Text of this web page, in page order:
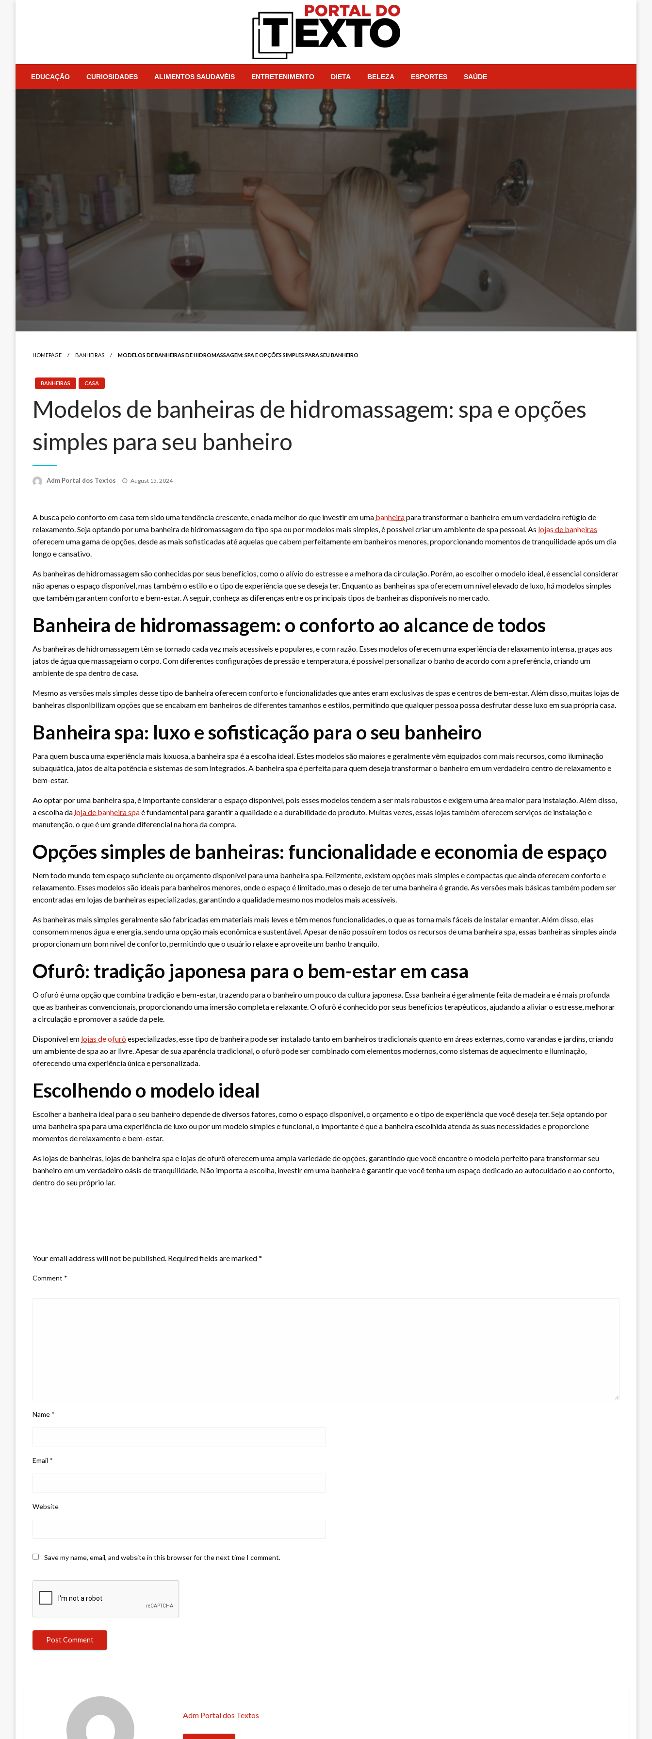
Portal dos Textos
EDUCAÇÃO CURIOSIDADES ALIMENTOS SAUDAVÉIS ENTRETENIMENTO DIETA BELEZA ESPORTES SAÚDE
HOMEPAGE BANHEIRAS MODELOS DE BANHEIRAS DE HIDROMASSAGEM: SPA E OPÇÕES SIMPLES PARA SEU BANHEIRO
BANHEIRAS CASA
Modelos de banheiras de hidromassagem: spa e opções
simples para seu banheiro
Adm Portal dos Textos
Posted
August 15, 2024
A busca pelo conforto em casa tem sido uma tendência crescente, e nada melhor do que investir em uma banheirapara transformar o banheiro em um verdadeiro refúgio de
relaxamento. Seja optando por uma banheira de hidromassagem do tipo spa ou por modelos mais simples, é possível criar um ambiente de spa pessoal. As lojas de banheiras
oferecem uma gama de opções, desde as mais sofisticadas até aquelas que cabem perfeitamente em banheiros menores, proporcionando momentos de tranquilidade após um dia
longo e cansativo.
As banheiras de hidromassagem são conhecidas por seus benefícios, como o alívio do estresse e a melhora da circulação. Porém, ao escolher o modelo ideal, é essencial considerar
não apenas o espaço disponível, mas também o estilo e o tipo de experiência que se deseja ter. Enquanto as banheiras spa oferecem um nível elevado de luxo, há modelos simples
que também garantem conforto e bem-estar. A seguir, conheça as diferenças entre os principais tipos de banheiras disponíveis no mercado.
Banheira de hidromassagem: o conforto ao alcance de todos
As banheiras de hidromassagem têm se tornado cada vez mais acessíveis e populares, e com razão. Esses modelos oferecem uma experiência de relaxamento intensa, graças aos
jatos de água que massageiam o corpo. Com diferentes configurações de pressão e temperatura, é possível personalizar o banho de acordo com a preferência, criando um
ambiente de spa dentro de casa.
Mesmo as versões mais simples desse tipo de banheira oferecem conforto e funcionalidades que antes eram exclusivas de spas e centros de bem-estar. Além disso, muitas lojas de
banheiras disponibilizam opções que se encaixam em banheiros de diferentes tamanhos e estilos, permitindo que qualquer pessoa possa desfrutar desse luxo em sua própria casa.
Banheira spa: luxo e sofisticação para o seu banheiro
Para quem busca uma experiência mais luxuosa, a banheira spa é a escolha ideal. Estes modelos são maiores e geralmente vêm equipados com mais recursos, como iluminação
subaquática, jatos de alta potência e sistemas de som integrados. A banheira spa é perfeita para quem deseja transformar o banheiro em um verdadeiro centro de relaxamento e
bem-estar.
Ao optar por uma banheira spa, é importante considerar o espaço disponível, pois esses modelos tendem a ser mais robustos e exigem uma área maior para instalação. Além disso,
a escolha da loja de banheira spaé fundamental para garantir a qualidade e a durabilidade do produto. Muitas vezes, essas lojas também oferecem serviços de instalação e
manutenção, o que é um grande diferencial na hora da compra.
Opções simples de banheiras: funcionalidade e economia de espaço
Nem todo mundo tem espaço suficiente ou orçamento disponível para uma banheira spa. Felizmente, existem opções mais simples e compactas que ainda oferecem conforto e
relaxamento. Esses modelos são ideais para banheiros menores, onde o espaço é limitado, mas o desejo de ter uma banheira é grande. As versões mais básicas também podem ser
encontradas em lojas de banheiras especializadas, garantindo a qualidade mesmo nos modelos mais acessíveis.
As banheiras mais simples geralmente são fabricadas em materiais mais leves e têm menos funcionalidades, o que as torna mais fáceis de instalar e manter. Além disso, elas
consomem menos água e energia, sendo uma opção mais econômica e sustentável. Apesar de não possuírem todos os recursos de uma banheira spa, essas banheiras simples ainda
proporcionam um bom nível de conforto, permitindo que o usuário relaxe e aproveite um banho tranquilo.
Ofurô: tradição japonesa para o bem-estar em casa
O ofurô é uma opção que combina tradição e bem-estar, trazendo para o banheiro um pouco da cultura japonesa. Essa banheira é geralmente feita de madeira e é mais profunda
que as banheiras convencionais, proporcionando uma imersão completa e relaxante. O ofurô é conhecido por seus benefícios terapêuticos, ajudando a aliviar o estresse, melhorar
a circulação e promover a saúde da pele.
Disponível em lojas de ofurô especializadas, esse tipo de banheira pode ser instalado tanto em banheiros tradicionais quanto em áreas externas, como varandas e jardins, criando
um ambiente de spa ao ar livre. Apesar de sua aparência tradicional, o ofurô pode ser combinado com elementos modernos, como sistemas de aquecimento e iluminação,
oferecendo uma experiência única e personalizada.
Escolhendo o modelo ideal
Escolher a banheira ideal para o seu banheiro depende de diversos fatores, como o espaço disponível, o orçamento e o tipo de experiência que você deseja ter. Seja optando por
uma banheira spa para uma experiência de luxo ou por um modelo simples e funcional, o importante é que a banheira escolhida atenda às suas necessidades e proporcione
momentos de relaxamento e bem-estar.
As lojas de banheiras, lojas de banheira spa e lojas de ofurô oferecem uma ampla variedade de opções, garantindo que você encontre o modelo perfeito para transformar seu
banheiro em um verdadeiro oásis de tranquilidade. Não importa a escolha, investir em uma banheira é garantir que você tenha um espaço dedicado ao autocuidado e ao conforto,
dentro do seu próprio lar.
Your email address will not be published. Required fields are marked*
Comment *
Name *
Email *
Website
Save my name, email, and website in this browser for the next time I comment.
Adm Portal dos Textos